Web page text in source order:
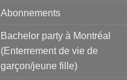
Abonnements
Bachelor party à Montréal
(Enterrement de vie de
garçon/jeune fille)